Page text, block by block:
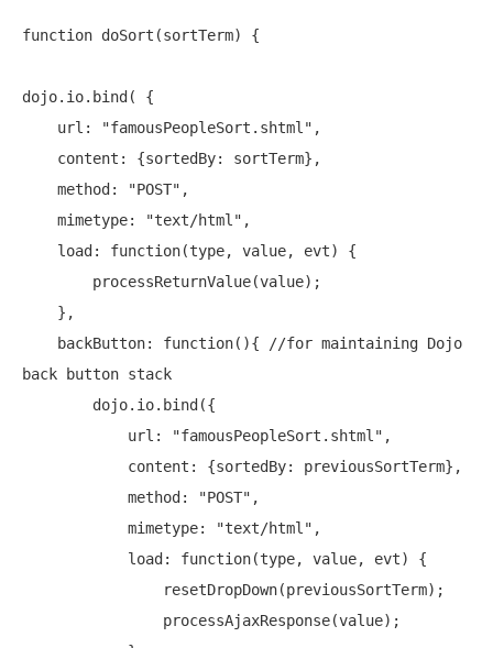
function doSort(sortTerm) {
dojo.io.bind( {
    url:
"famousPeopleSort.shtml" ,
    method:
"POST" ,
    mimetype:
"text/html" ,
    load:
function(type, value, evt) {
    backButton:
function(){
//for maintaining Dojo
back button stack
            url:
"famousPeopleSort.shtml" ,
            method:
"POST" ,
            mimetype:
"text/html" ,
            load:
function(type, value, evt) {